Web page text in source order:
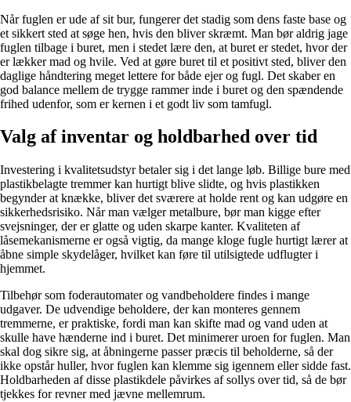
Når fuglen er ude af sit bur, fungerer det stadig som dens faste base og
et sikkert sted at søge hen, hvis den bliver skræmt. Man bør aldrig jage
fuglen tilbage i buret, men i stedet lære den, at buret er stedet, hvor der
er lækker mad og hvile. Ved at gøre buret til et positivt sted, bliver den
daglige håndtering meget lettere for både ejer og fugl. Det skaber en
god balance mellem de trygge rammer inde i buret og den spændende
frihed udenfor, som er kernen i et godt liv som tamfugl.
Valg af inventar og holdbarhed over tid
Investering i kvalitetsudstyr betaler sig i det lange løb. Billige bure med
plastikbelagte tremmer kan hurtigt blive slidte, og hvis plastikken
begynder at knække, bliver det sværere at holde rent og kan udgøre en
sikkerhedsrisiko. Når man vælger metalbure, bør man kigge efter
svejsninger, der er glatte og uden skarpe kanter. Kvaliteten af
låsemekanismerne er også vigtig, da mange kloge fugle hurtigt lærer at
åbne simple skydelåger, hvilket kan føre til utilsigtede udflugter i
hjemmet.
Tilbehør som foderautomater og vandbeholdere findes i mange
udgaver. De udvendige beholdere, der kan monteres gennem
tremmerne, er praktiske, fordi man kan skifte mad og vand uden at
skulle have hænderne ind i buret. Det minimerer uroen for fuglen. Man
skal dog sikre sig, at åbningerne passer præcis til beholderne, så der
ikke opstår huller, hvor fuglen kan klemme sig igennem eller sidde fast.
Holdbarheden af disse plastikdele påvirkes af sollys over tid, så de bør
tjekkes for revner med jævne mellemrum.